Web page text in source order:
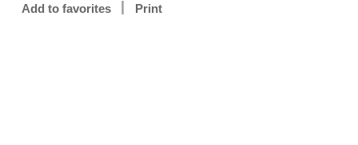
Add to favorites Print